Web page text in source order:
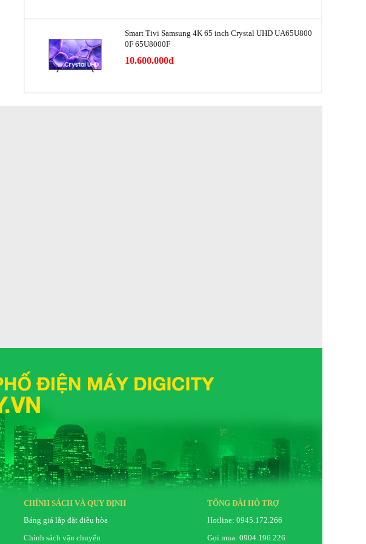
Thương hiệu
Khối lượng 11.5 kg
Hãng Samsung
Smart Tivi Samsung 4K 65 inch Crystal UHD UA65U800
0F 65U8000F
10.600.000đ
CHÍNH SÁCH VÀ QUY ĐỊNH
Bảng giá lắp đặt điều hòa
Chính sách vận chuyển
TỔNG ĐÀI HỖ TRỢ
Hotline: 0945.172.266
Gọi mua: 0904.196.226